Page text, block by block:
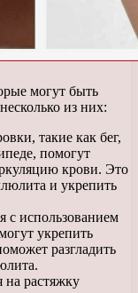
могут быть
из них:
такие как бег,
помогут
крови. Это
и укрепить
с использованием
укрепить
разгладить
на растяжку